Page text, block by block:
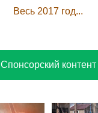
Весь 2017 год...
Спонсорский контент